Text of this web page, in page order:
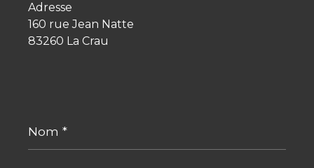
Adresse
160 rue Jean Natte
83260 La Crau
*